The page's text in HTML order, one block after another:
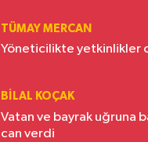
TÜMAY MERCAN
Yöneticilikte yetkinlikler
BILAL KOÇAK
Vatan ve bayrak uğruna
can verdi